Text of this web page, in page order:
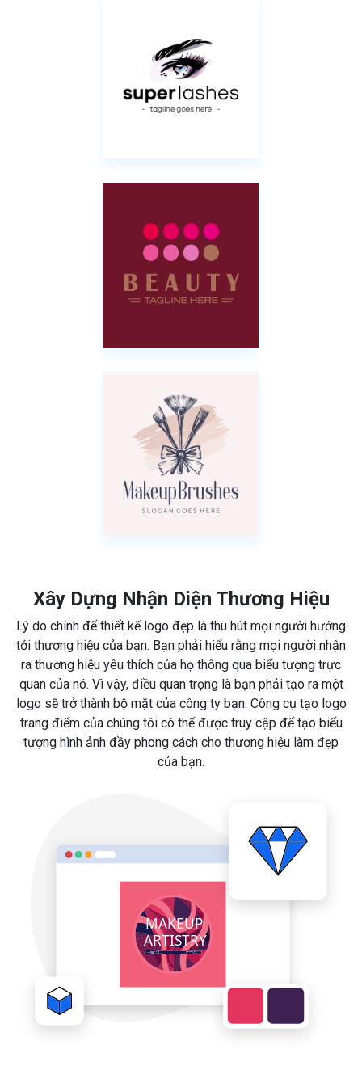
Xây Dựng Nhận Diện Thương Hiệu
Lý do chính để thiết kế logo đẹp là thu hút mọi người hướng
tới thương hiệu của bạn. Bạn phải hiểu rằng mọi người nhận
ra thương hiệu yêu thích của họ thông qua biểu tượng trực
quan của nó. Vì vậy, điều quan trọng là bạn phải tạo ra một
logo sẽ trở thành bộ mặt của công ty bạn. Công cụ tạo logo
trang điểm của chúng tôi có thể được truy cập để tạo biểu
tượng hình ảnh đầy phong cách cho thương hiệu làm đẹp
của bạn.